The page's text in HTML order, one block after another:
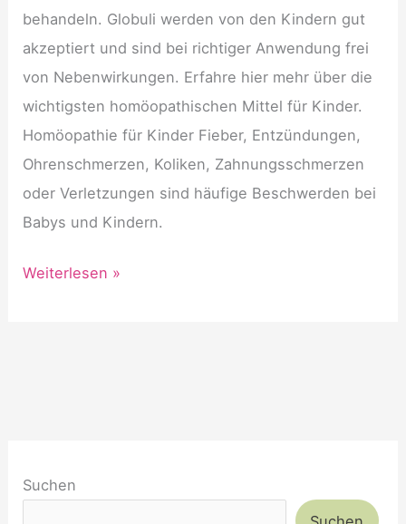
behandeln. Globuli werden von den Kindern gut
akzeptiert und sind bei richtiger Anwendung frei
von Nebenwirkungen. Erfahre hier mehr über die
wichtigsten homöopathischen Mittel für Kinder.
Homöopathie für Kinder Fieber, Entzündungen,
Ohrenschmerzen, Koliken, Zahnungsschmerzen
oder Verletzungen sind häufige Beschwerden bei
Babys und Kindern.
Top
Weiterlesen »
Suchen